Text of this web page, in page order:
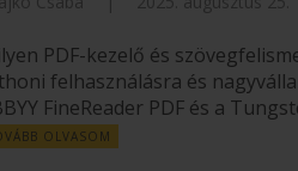
PDF-kezelő és
felhasználásra és
FineReader PDF és a
OLVASOM